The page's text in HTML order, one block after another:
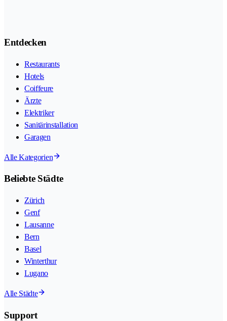
Entdecken
Restaurants
Hotels
Coiffeure
Ärzte
Elektriker
Sanitärinstallation
Garagen
Alle Kategorien
Beliebte Städte
Zürich
Genf
Lausanne
Bern
Basel
Winterthur
Lugano
Alle Städte
Support